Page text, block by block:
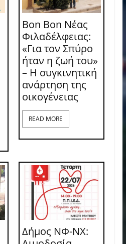
Bon Bon Νέας
Φιλαδέλφειας:
«Για τον Σπύρο
ήταν η ζωή του»
– Η συγκινητική
ανάρτηση της
οικογένειας
READ MORE
Δήμος ΝΦ-ΝΧ: